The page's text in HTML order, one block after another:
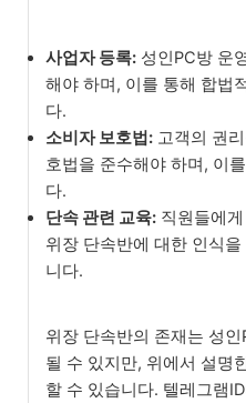
사업자 등록: 성인PC방 운
해야 하며, 이를 통해 합법
다.
소비자 보호법: 고객의 권
호법을 준수해야 하며, 이
다.
단속 관련 교육: 직원들에
위장 단속반에 대한 인식
니다.
위장 단속반의 존재는 성
될 수 있지만, 위에서 설명
할 수 있습니다. 텔레그램